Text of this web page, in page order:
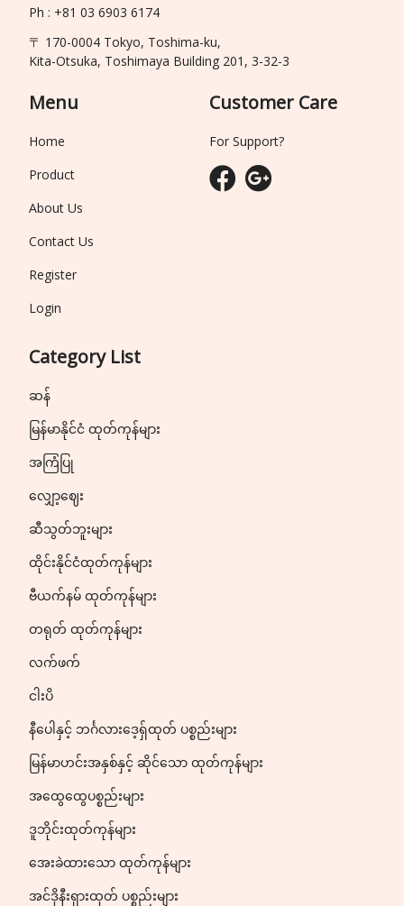
Ph : +81 03 6903 6174
〒 170-0004 Tokyo, Toshima-ku,
Kita-Otsuka, Toshimaya Building 201, 3-32-3
Menu
Home
Product
About Us
Contact Us
Register
Login
Category List
ဆန်
မြန်မာနိုင်ငံ ထုတ်ကုန်များ
အကြံပြု
လျှော့ဈေး
ဆီသွတ်ဘူးများ
ထိုင်းနိုင်ငံထုတ်ကုန်များ
ဗီယက်နမ် ထုတ်ကုန်များ
တရုတ် ထုတ်ကုန်များ
လက်ဖက်
ငါးပိ
နီပေါနှင့် ဘင်္ဂလားဒေ့ရှ်ထုတ် ပစ္စည်းများ
မြန်မာဟင်းအနှစ်နှင့် ဆိုင်သော ထုတ်ကုန်များ
အထွေထွေပစ္စည်းများ
ဒူဘိုင်းထုတ်ကုန်များ
အေးခဲထားသော ထုတ်ကုန်များ
အင်ဒိုနီးရှားထုတ် ပစ္စည်းများ
Customer Care
For Support?